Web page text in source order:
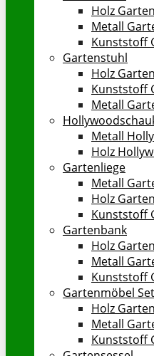
Holz
Metall
Kunststoff
Gartenstuhl
Holz
Kunststoff
Metall
Metall
Holz
Gartenliege
Metall
Holz
Kunststoff
Gartenbank
Holz
Metall
Kunststoff
Gartenmöbel Set
Holz
Metall
Kunststoff